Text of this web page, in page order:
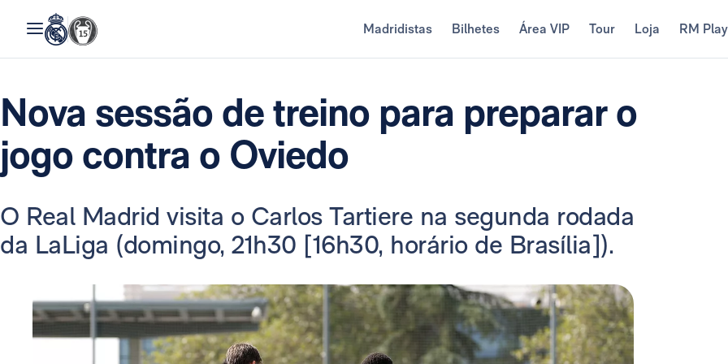
Madridistas Bilhetes Área VIP Tour Loja RM Play
Nova sessão de treino para preparar o
jogo contra o Oviedo
O Real Madrid visita o Carlos Tartiere na segunda rodada
da LaLiga (domingo, 21h30 [16h30, horário de Brasília]).